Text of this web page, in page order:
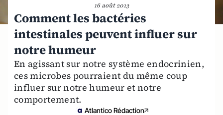
16 août 2013
Comment les bactéries
intestinales peuvent influer sur
notre humeur
En agissant sur notre système endocrinien,
ces microbes pourraient du même coup
influer sur notre humeur et notre
comportement.
Atlantico Rédaction